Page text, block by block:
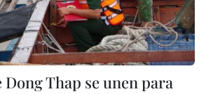
Dong Thap se unen para